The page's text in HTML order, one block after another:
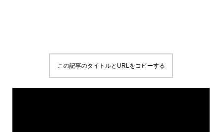
この記事のタイトルとURLをコピーする